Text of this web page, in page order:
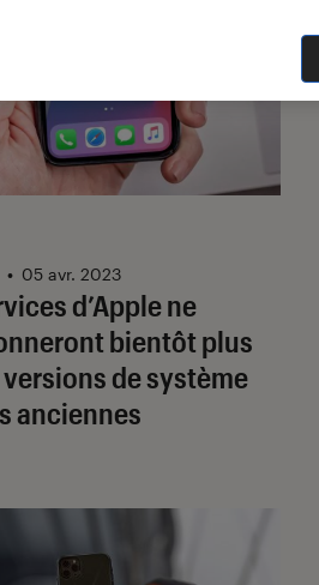
d’Apple ne
bientôt plus
de système
anciennes
• 05 avr. 2023